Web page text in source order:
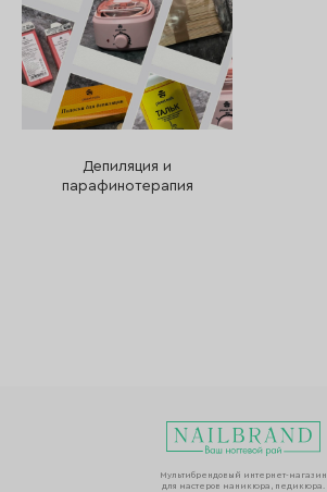
Депиляция и
парафинотерапия
Мультибрендовый интернет-магазин
для мастеров маникюра, педикюра.